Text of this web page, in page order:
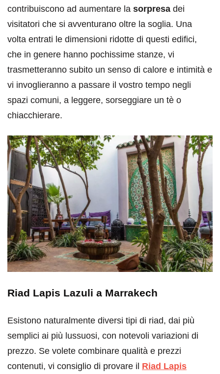
contribuiscono ad aumentare la sorpresa dei
visitatori che si avventurano oltre la soglia. Una
volta entrati le dimensioni ridotte di questi edifici,
che in genere hanno pochissime stanze, vi
trasmetteranno subito un senso di calore e intimità e
vi invoglieranno a passare il vostro tempo negli
spazi comuni, a leggere, sorseggiare un tè o
chiacchierare.
Riad Lapis Lazuli a Marrakech
Esistono naturalmente diversi tipi di riad, dai più
semplici ai più lussuosi, con notevoli variazioni di
prezzo. Se volete combinare qualità e prezzi
contenuti, vi consiglio di provare il Riad Lapis